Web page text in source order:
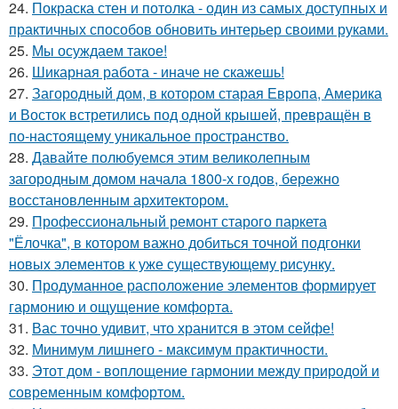
24. Покраска стен и потолка - один из самых доступных и
практичных способов обновить интерьер своими руками.
25. Мы осуждаем такое!
26. Шикарная работа - иначе не скажешь!
27. Загородный дом, в котором старая Европа, Америка
и Восток встретились под одной крышей, превращён в
по-настоящему уникальное пространство.
28. Давайте полюбуемся этим великолепным
загородным домом начала 1800-х годов, бережно
восстановленным архитектором.
29. Профессиональный ремонт старого паркета
"Ёлочка", в котором важно добиться точной подгонки
новых элементов к уже существующему рисунку.
30. Продуманное расположение элементов формирует
гармонию и ощущение комфорта.
31. Вас точно удивит, что хранится в этом сейфе!
32. Минимум лишнего - максимум практичности.
33. Этот дом - воплощение гармонии между природой и
современным комфортом.